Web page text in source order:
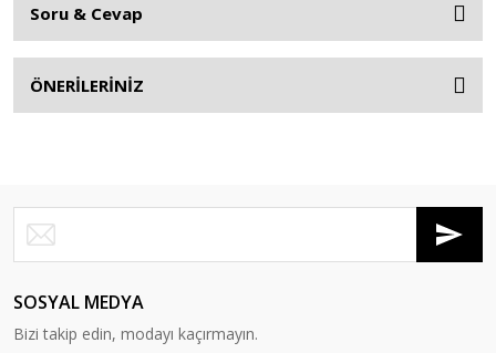
Soru & Cevap
ÖNERİLERİNİZ
SOSYAL MEDYA
Bizi takip edin, modayı kaçırmayın.